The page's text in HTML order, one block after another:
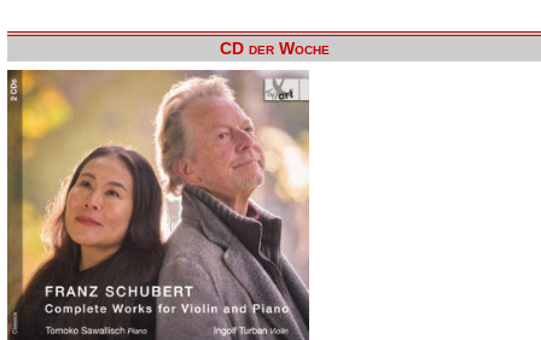
CD der Woche